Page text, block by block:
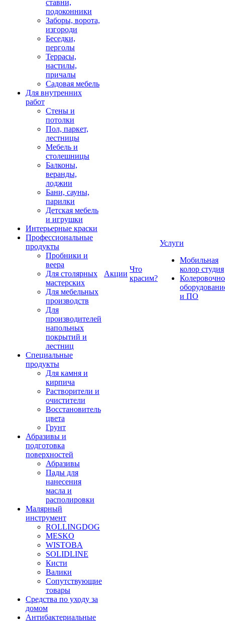
ставни,
подоконники
Заборы, ворота,
изгороди
Беседки,
перголы
Террасы,
настилы,
причалы
Садовая мебель
Для внутренних
работ
Стены и
потолки
Пол, паркет,
лестницы
Мебель и
столешницы
Балконы,
веранды,
лоджии
Бани, сауны,
парилки
Детская мебель
и игрушки
Интерьерные краски
Профессиональные
продукты
Пробники и
веера
Для столярных
мастерских
Для мебельных
производств
Для
производителей
напольных
покрытий и
лестниц
Специальные
продукты
Для камня и
кирпича
Растворители и
очистители
Восстановитель
цвета
Грунт
Абразивы и
подготовка
поверхностей
Абразивы
Пады для
нанесения
масла и
располировки
Малярный
инструмент
ROLLINGDOG
MESKO
WISTOBA
SOLIDLINE
Кисти
Валики
Сопутствующие
товары
Средства по уходу за
домом
Антибактериальные
Акции
Что
красим?
Услуги
Мобильная
колор студия
и ПО